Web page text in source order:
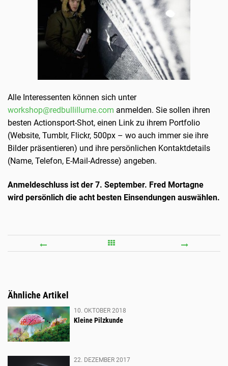
Alle Interessenten können sich unter
workshop@redbullillume.com anmelden. Sie sollen ihren
besten Actionsport-Shot, einen Link zu ihrem Portfolio
(Website, Tumblr, Flickr, 500px – wo auch immer sie ihre
Bilder präsentieren) und ihre persönlichen Kontaktdetails
(Name, Telefon, E-Mail-Adresse) angeben.
Anmeldeschluss ist der 7. September. Fred Mortagne
wird persönlich die acht besten Einsendungen auswählen.
SIR
MIT
80
JAHREN
AUF
Ähnliche Artikel
10. OKTOBER 2018
Kleine Pilzkunde
22. DEZEMBER 2017